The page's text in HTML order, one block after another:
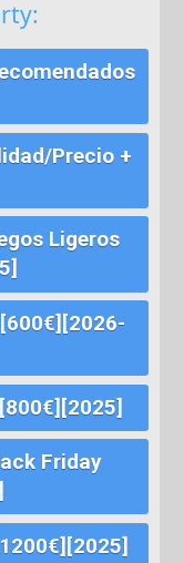
Precio +
Ligeros
Friday